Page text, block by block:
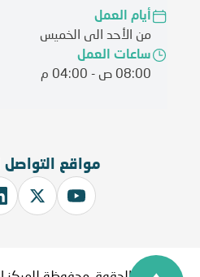
أيام العمل
من الأحد الى الخميس
ساعات العمل
08:00 ص - 04:00 م
مواقع التواصل